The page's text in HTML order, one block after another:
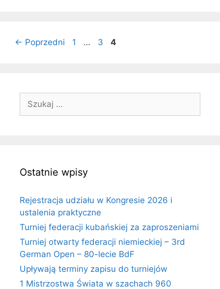
← Poprzedni Strona
1 … Strona
3 Strona
4
Ostatnie wpisy
Rejestracja udziału w Kongresie 2026 i
ustalenia praktyczne
Turniej federacji kubańskiej za zaproszeniami
Turniej otwarty federacji niemieckiej – 3rd
German Open – 80-lecie BdF
Upływają terminy zapisu do turniejów
1 Mistrzostwa Świata w szachach 960